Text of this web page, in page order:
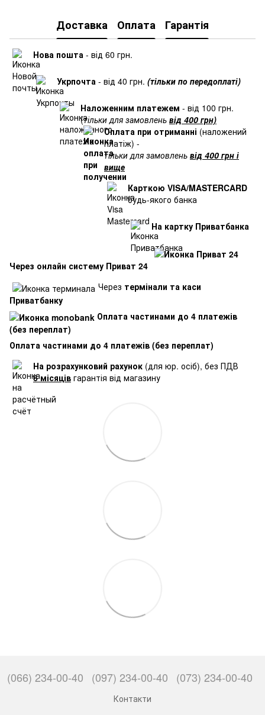
Доставка Оплата Гарантія
Нова пошта - від 60 грн.
Укрпочта - від 40 грн. (тільки по передоплаті)
Наложенним платежем - від 100 грн.
(тільки для замовлень від 400 грн)
Оплата при отриманні (наложений
платіж) -
тільки для замовлень від 400 грн і
вище
Карткою VISA/MASTERCARD
будь-якого банка
На картку Приватбанка
Через онлайн систему Приват 24
Через термінали та каси
Приватбанку
Оплата частинами до 4 платежів
(без переплат)
Оплата частинами до 4 платежів (без переплат)
На розрахунковий рахунок (для юр. осіб), без ПДВ
6 місяців гарантія від магазину
(066) 234-00-40 (097) 234-00-40 (073) 234-00-40
Контакти